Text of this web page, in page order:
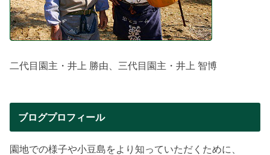
二代目園主・井上 勝由、三代目園主・井上 智博
ブログプロフィール
園地での様子や小豆島をより知っていただくために、